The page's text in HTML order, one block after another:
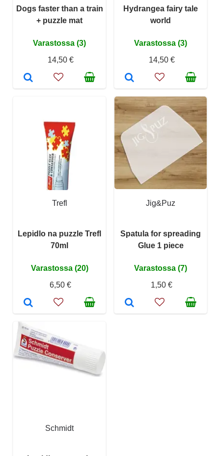
Dogs faster than a train
+ puzzle mat
Varastossa (3)
14,50 €
Hydrangea fairy tale
world
Varastossa (3)
14,50 €
Trefl
Lepidlo na puzzle Trefl
70ml
Varastossa (20)
6,50 €
Jig&Puz
Spatula for spreading
Glue 1 piece
Varastossa (7)
1,50 €
Schmidt